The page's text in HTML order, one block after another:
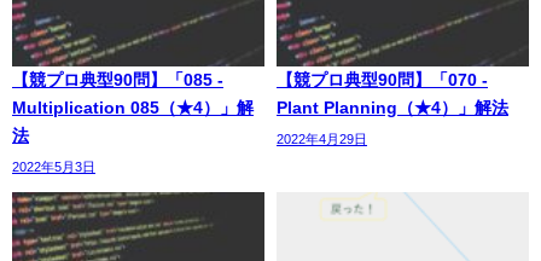
【競プロ典型90問】「085 -
Multiplication 085（★4）」解
法
2022年5月3日
【競プロ典型90問】「070 -
Plant Planning（★4）」解法
2022年4月29日